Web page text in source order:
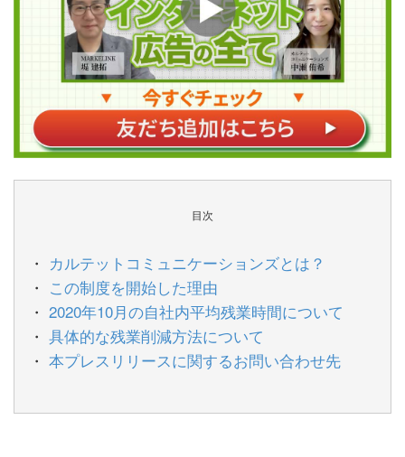
目次
カルテットコミュニケーションズとは？
この制度を開始した理由
2020年10月の自社内平均残業時間について
具体的な残業削減方法について
本プレスリリースに関するお問い合わせ先